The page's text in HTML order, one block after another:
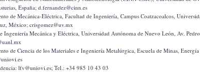
España; d.fernandez@cinn.es
México; crisgomez@uv.mx
lfv@uniovi.es; Tel.: +34 985 10 43 03